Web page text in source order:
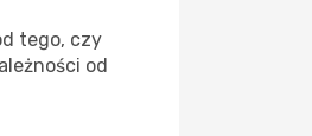
tego, czy
od